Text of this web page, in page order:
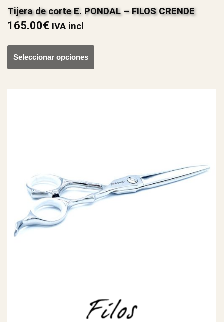
Tijera de corte E. PONDAL – FILOS CRENDE
165.00€ IVA incl
Seleccionar opciones